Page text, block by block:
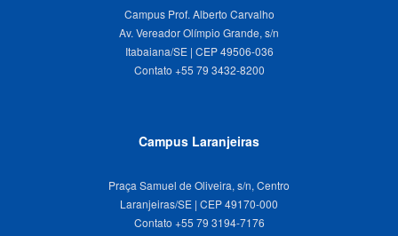
Campus Prof. Alberto Carvalho
Av. Vereador Olímpio Grande, s/n
Itabaiana/SE | CEP 49506-036
Campus Laranjeiras
Praça Samuel de Oliveira, s/n, Centro
Laranjeiras/SE | CEP 49170-000